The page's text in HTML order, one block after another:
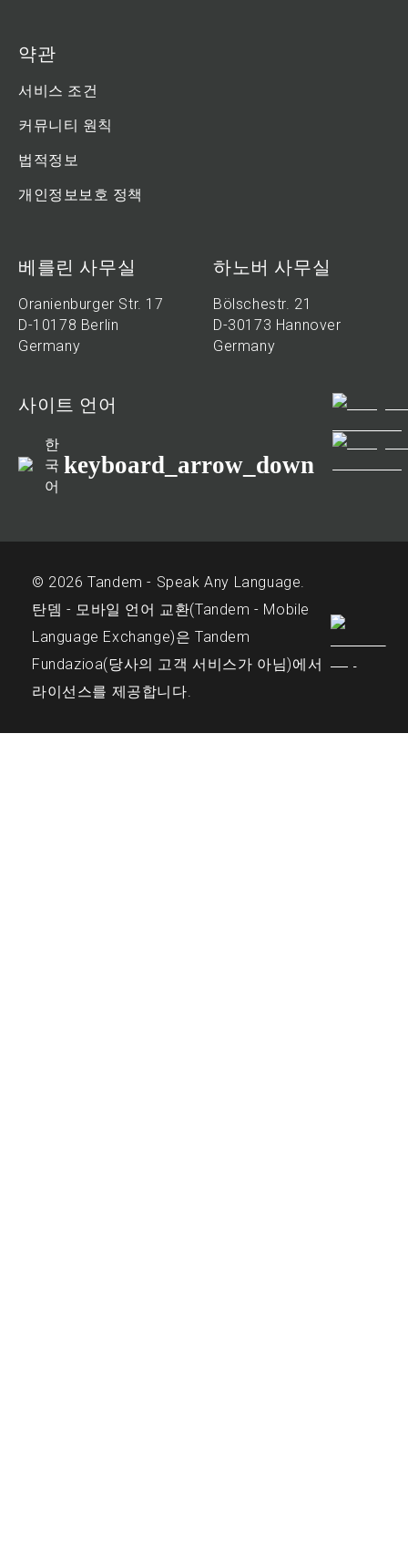
약관
서비스 조건
커뮤니티 원칙
법적정보
개인정보보호 정책
베를린 사무실
Oranienburger Str. 17
D-10178 Berlin
Germany
하노버 사무실
Bölschestr. 21
D-30173 Hannover
Germany
사이트 언어
한
국
어
keyboard_arrow_down
© 2026 Tandem - Speak Any Language.
탄뎀 - 모바일 언어 교환(Tandem - Mobile
Language Exchange)은 Tandem
Fundazioa(당사의 고객 서비스가 아님)에서
라이선스를 제공합니다.